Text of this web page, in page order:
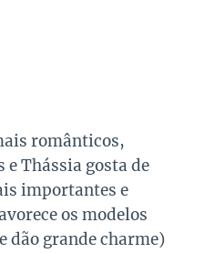
românticos,
Thássia gosta de
importantes e
os modelos
dão grande charme)